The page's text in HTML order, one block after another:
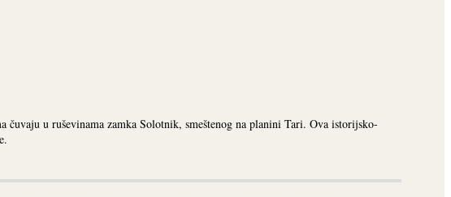
u ruševinama zamka Solotnik, smeštenog na planini Tari. Ova istorijsko-